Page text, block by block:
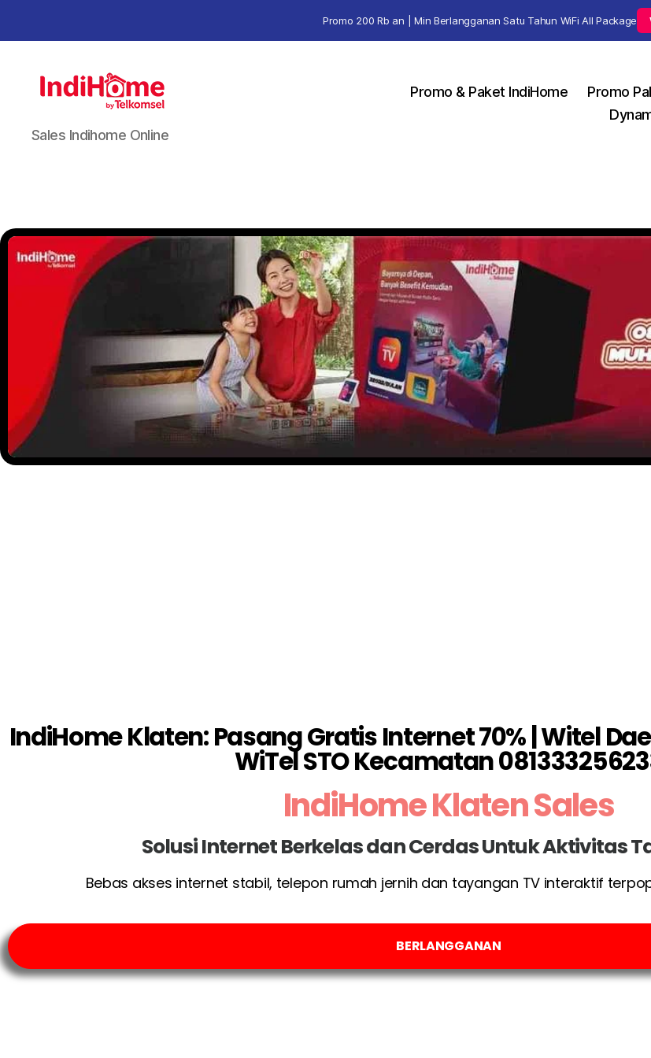
Sales Indihome Online
Promo & Paket IndiHome Promo
IndiHome Klaten: Pasang Gratis Internet 70% | Witel
WiTel STO Kecamatan
IndiHome Klaten Sales
Solusi Internet Berkelas dan Cerdas Untuk Aktivitas
Bebas akses internet stabil, telepon rumah jernih dan tayangan TV interaktif
BERLANGGANAN
Promo 200 Rb an | Min Berlangganan Satu Tahun WiFi All Package